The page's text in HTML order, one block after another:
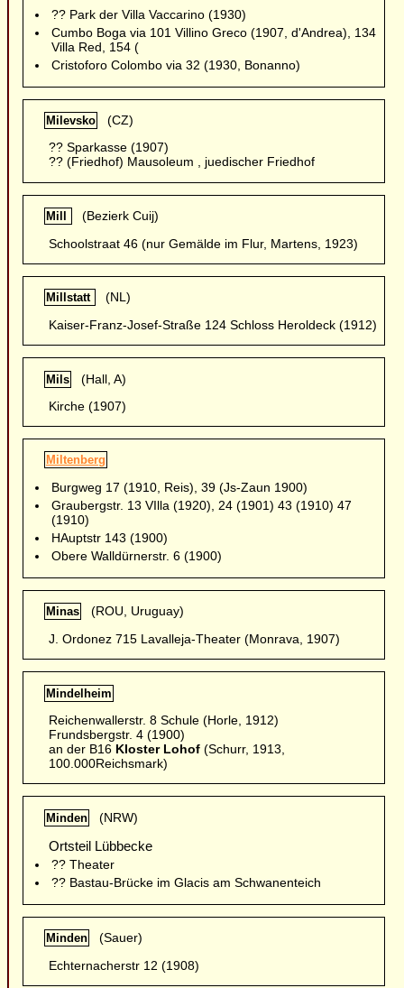
?? Park der Villa Vaccarino (1930)
Cumbo Boga via 101 Villino Greco (1907, d'Andrea), 134
Villa Red, 154 (
Cristoforo Colombo via 32 (1930, Bonanno)
Milevsko(CZ)
?? Sparkasse (1907)
?? (Friedhof) Mausoleum , juedischer Friedhof
Mill
(Bezierk Cuij)
Schoolstraat 46 (nur Gemälde im Flur, Martens, 1923)
Millstatt (NL)
Kaiser-Franz-Josef-Straße 124 Schloss Heroldeck (1912)
Mils(Hall, A)
Kirche (1907)
Miltenberg
Burgweg 17 (1910, Reis), 39 (Js-Zaun 1900)
Graubergstr. 13 VIlla (1920), 24 (1901) 43 (1910) 47
(1910)
HAuptstr 143 (1900)
Obere Walldürnerstr. 6 (1900)
Minas(ROU, Uruguay)
J. Ordonez 715 Lavalleja-Theater (Monrava, 1907)
Mindelheim
Reichenwallerstr. 8 Schule (Horle, 1912)
Frundsbergstr. 4 (1900)
an der B16 Kloster Lohof (Schurr, 1913,
100.000Reichsmark)
Minden(NRW)
Ortsteil Lübbecke
?? Theater
?? Bastau-Brücke im Glacis am Schwanenteich
Minden(Sauer)
Echternacherstr 12 (1908)